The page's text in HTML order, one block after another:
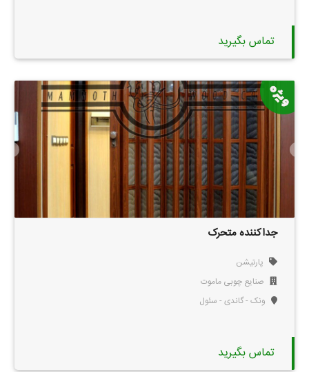
تماس بگیرید
جداکننده متحرک
پارتیشن
صنایع چوبی ماموت
ونک - گاندی - سئول
تماس بگیرید